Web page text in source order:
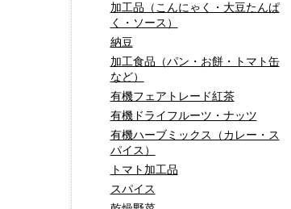
加工品（こんにゃく・大豆たんぱ
く・ソース）
納豆
加工食品（パン・お餅・トマト缶
など）
有機フェアトレード紅茶
有機ドライフルーツ・ナッツ
有機ハーブミックス（カレー・ス
パイス）
トマト加工品
スパイス